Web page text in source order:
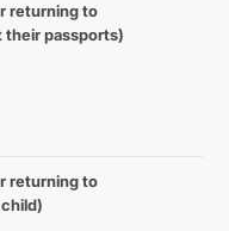
returning to
their passports)
returning to